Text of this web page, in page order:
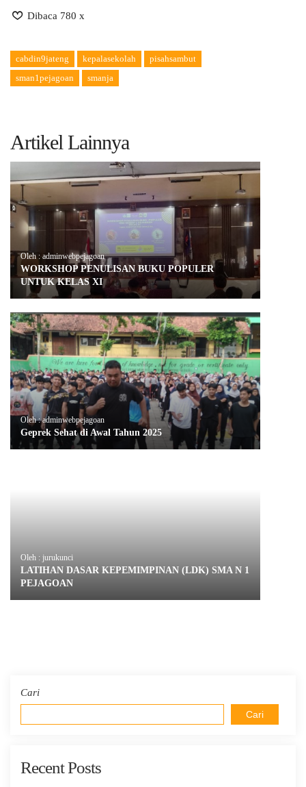
Dibaca 780 x
cabdin9jateng kepalasekolah
pisahsambut
sman1pejagoan
smanja
Artikel Lainnya
Oleh : adminwebpejagoan
WORKSHOP PENULISAN BUKU POPULER
UNTUK KELAS XI
Oleh : adminwebpejagoan
Geprek Sehat di Awal Tahun 2025
Oleh : jurukunci
LATIHAN DASAR KEPEMIMPINAN (LDK) SMA N 1
PEJAGOAN
Cari
Cari
Recent Posts